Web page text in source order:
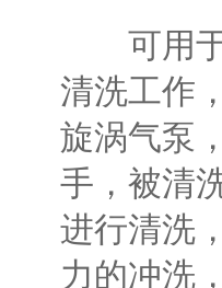
可用于
清洗工作
旋涡气泵
手，被清
进行清洗
力的冲洗